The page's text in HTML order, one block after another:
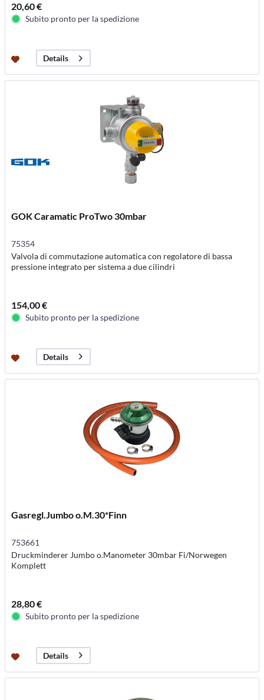
20,60 €
Subito pronto per la spedizione
Details
GOK Caramatic ProTwo 30mbar
75354
Valvola di commutazione automatica con regolatore di bassa
pressione integrato per sistema a due cilindri
154,00 €
Subito pronto per la spedizione
Details
Gasregl.Jumbo o.M.30*Finn
753661
Druckminderer Jumbo o.Manometer 30mbar Fi/Norwegen
Komplett
28,80 €
Subito pronto per la spedizione
Details